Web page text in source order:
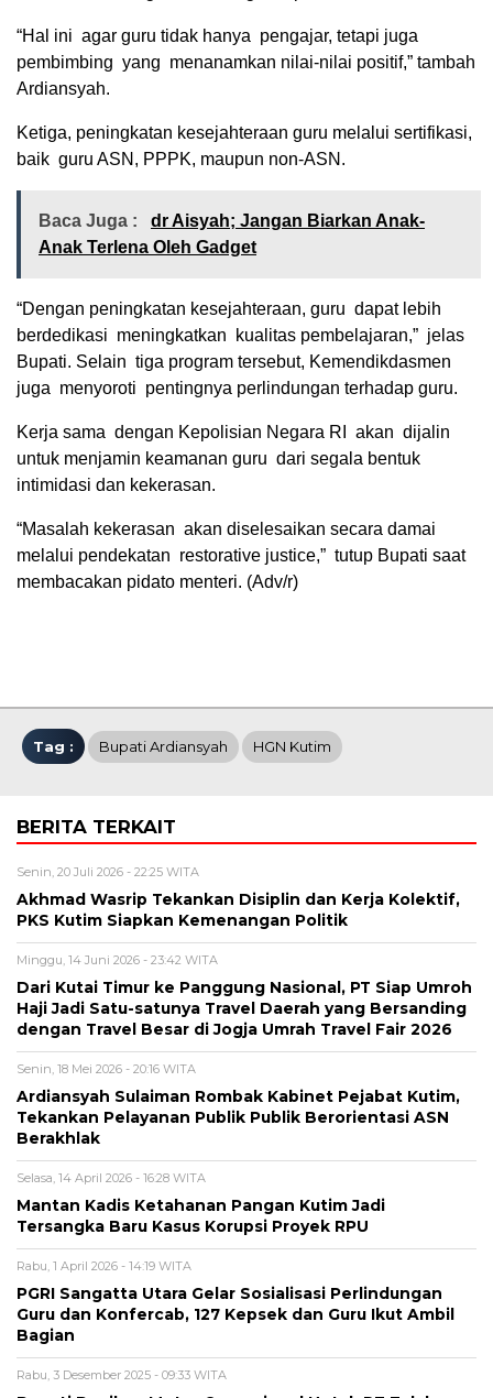
“Hal ini agar guru tidak hanya pengajar, tetapi juga
pembimbing yang menanamkan nilai-nilai positif,” tambah
Ardiansyah.
Ketiga, peningkatan kesejahteraan guru melalui sertifikasi,
baik guru ASN, PPPK, maupun non-ASN.
Baca Juga :
dr Aisyah; Jangan Biarkan Anak-
Anak Terlena Oleh Gadget
“Dengan peningkatan kesejahteraan, guru dapat lebih
berdedikasi meningkatkan kualitas pembelajaran,” jelas
Bupati. Selain tiga program tersebut, Kemendikdasmen
juga menyoroti pentingnya perlindungan terhadap guru.
Kerja sama dengan Kepolisian Negara RI akan dijalin
untuk menjamin keamanan guru dari segala bentuk
intimidasi dan kekerasan.
“Masalah kekerasan akan diselesaikan secara damai
melalui pendekatan restorative justice,” tutup Bupati saat
membacakan pidato menteri. (Adv/r)
Tag : Bupati Ardiansyah HGN Kutim
BERITA TERKAIT
Senin, 20 Juli 2026 - 22:25 WITA
Akhmad Wasrip Tekankan Disiplin dan Kerja Kolektif,
PKS Kutim Siapkan Kemenangan Politik
Minggu, 14 Juni 2026 - 23:42 WITA
Dari Kutai Timur ke Panggung Nasional, PT Siap Umroh
Haji Jadi Satu-satunya Travel Daerah yang Bersanding
dengan Travel Besar di Jogja Umrah Travel Fair 2026
Senin, 18 Mei 2026 - 20:16 WITA
Ardiansyah Sulaiman Rombak Kabinet Pejabat Kutim,
Tekankan Pelayanan Publik Publik Berorientasi ASN
Berakhlak
Selasa, 14 April 2026 - 16:28 WITA
Mantan Kadis Ketahanan Pangan Kutim Jadi
Tersangka Baru Kasus Korupsi Proyek RPU
Rabu, 1 April 2026 - 14:19 WITA
PGRI Sangatta Utara Gelar Sosialisasi Perlindungan
Guru dan Konfercab, 127 Kepsek dan Guru Ikut Ambil
Bagian
Rabu, 3 Desember 2025 - 09:33 WITA